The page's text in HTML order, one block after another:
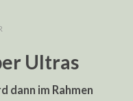
Ultras
dann im Rahmen